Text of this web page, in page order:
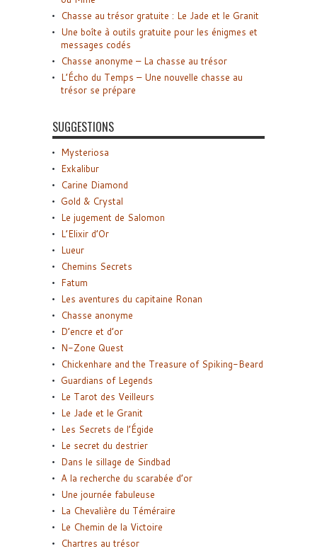
Chasse au trésor gratuite : Le Jade et le Granit
Une boîte à outils gratuite pour les énigmes et
messages codés
Chasse anonyme – La chasse au trésor
L’Écho du Temps – Une nouvelle chasse au
trésor se prépare
SUGGESTIONS
Mysteriosa
Exkalibur
Carine Diamond
Gold & Crystal
Le jugement de Salomon
L’Elixir d’Or
Lueur
Chemins Secrets
Fatum
Les aventures du capitaine Ronan
Chasse anonyme
D’encre et d’or
N-Zone Quest
Chickenhare and the Treasure of Spiking-Beard
Guardians of Legends
Le Tarot des Veilleurs
Le Jade et le Granit
Les Secrets de l’Égide
Le secret du destrier
Dans le sillage de Sindbad
A la recherche du scarabée d’or
Une journée fabuleuse
La Chevalière du Téméraire
Le Chemin de la Victoire
Chartres au trésor